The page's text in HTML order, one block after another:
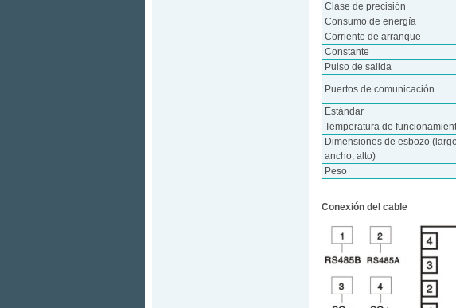
Clase de precisión
Consumo de energía
Corriente de arranque
Constante
Pulso de salida
Puertos de comunicación
Estándar
Temperatura de
Dimensiones de esbozo
ancho, alto)
Peso
Conexión del cable